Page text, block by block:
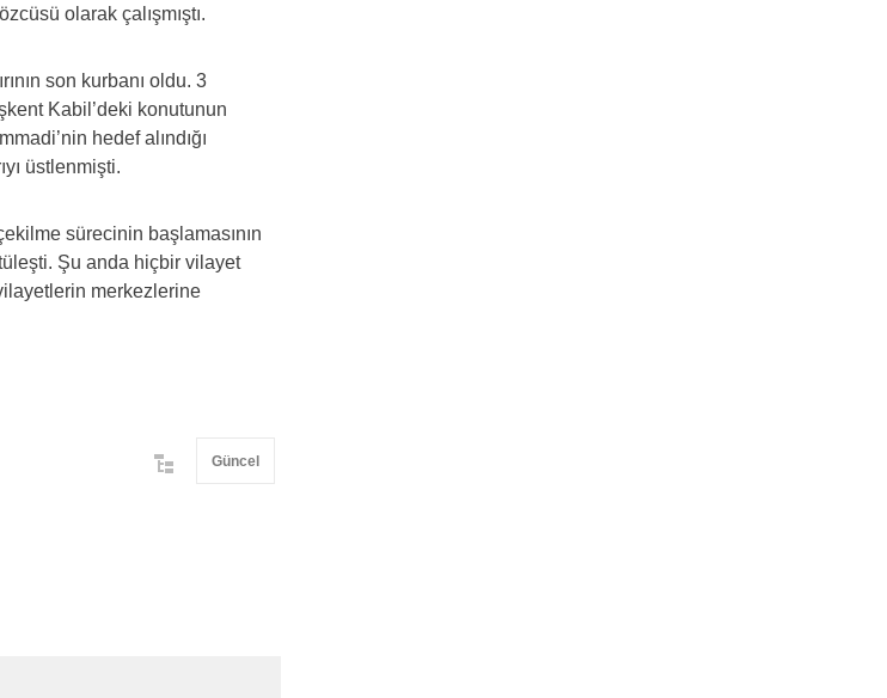
olarak çalışmıştı.
son kurbanı oldu. 3
Kabil’deki konutunun
hedef alındığı
üstlenmişti.
sürecinin başlamasının
Şu anda hiçbir vilayet
merkezlerine
Güncel